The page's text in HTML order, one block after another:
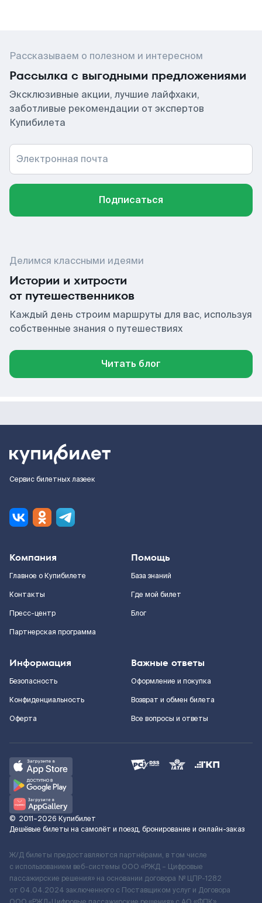
Рассказываем о полезном и интересном
Рассылка с выгодными предложениями
Эксклюзивные акции, лучшие лайфхаки,
заботливые рекомендации от экспертов
Купибилета
Электронная почта
Подписаться
Делимся классными идеями
Истории и хитрости
от путешественников
Каждый день строим маршруты для вас, используя
собственные знания о путешествиях
Читать блог
Сервис билетных лазеек
Компания
Главное о Купибилете
Контакты
Пресс-центр
Партнерская программа
Помощь
База знаний
Где мой билет
Блог
Информация
Безопасность
Конфиденциальность
Оферта
Важные ответы
Оформление и покупка
Возврат и обмен билета
Все вопросы и ответы
© 2011–2026 Купибилет
Дешёвые билеты на самолёт и поезд, бронирование и онлайн-заказ
Ж/Д билеты предоставляются партнёрами, в том числе
с использованием веб-системы ООО «РЖД – Цифровые
пассажирские решения» на основании договора № ЦПР-1282
от 04.04.2024 заключенного с Поставщиком услуг и Договора